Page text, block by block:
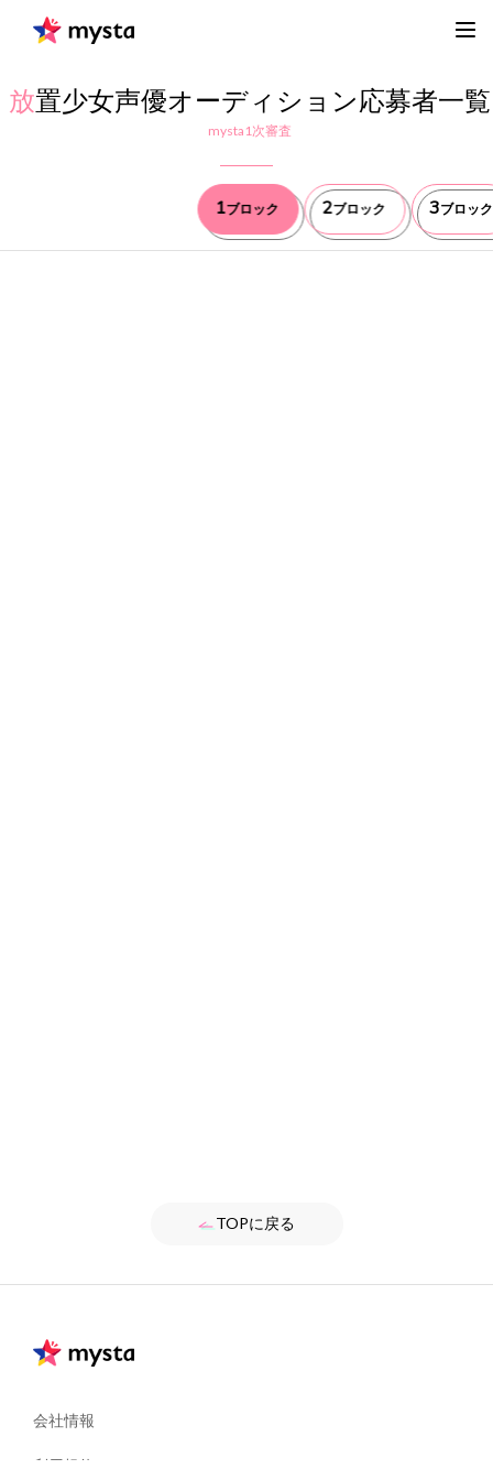
放置少女声優オーディション応募者一覧
mysta1次審査
1ブロック 2ブロック 3ブロック
TOPに戻る
会社情報
利用規約